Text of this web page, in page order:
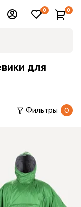
0 0
для
Фильтры 0